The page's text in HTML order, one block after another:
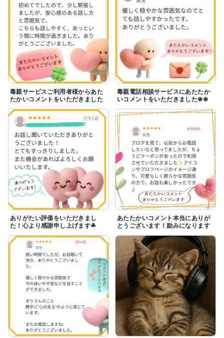
毒親サービスご利用者様からあた
たかいコメントをいただきました
毒親電話相談サービスにあたたか
いコメントをいただきました❀❀
ありがたい評価をいただきまし
た！心より感謝申し上げます☘
あたたかいコメント本当にありが
とうございます！励みになります